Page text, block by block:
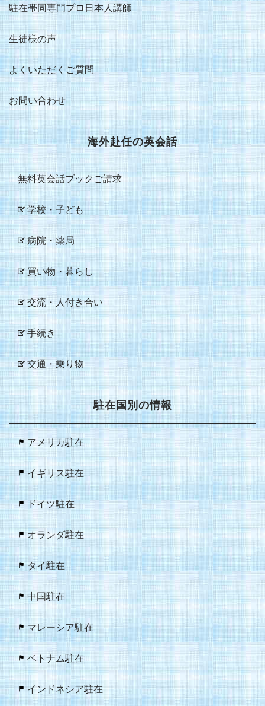
駐在帯同専門プロ日本人講師
生徒様の声
よくいただくご質問
お問い合わせ
海外赴任の英会話
無料英会話ブックご請求
学校・子ども
病院・薬局
買い物・暮らし
交流・人付き合い
手続き
交通・乗り物
駐在国別の情報
アメリカ駐在
イギリス駐在
ドイツ駐在
オランダ駐在
タイ駐在
中国駐在
マレーシア駐在
ベトナム駐在
インドネシア駐在